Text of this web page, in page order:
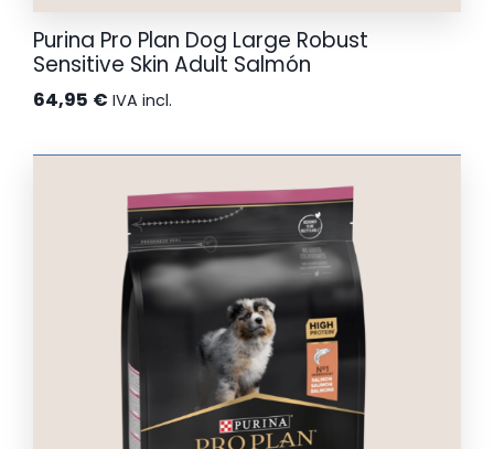
Purina Pro Plan Dog Large Robust
Sensitive Skin Adult Salmón
64,95 € IVA incl.